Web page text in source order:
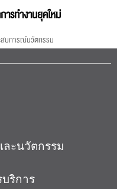
รทำงานยุคใหม่
สบการณ์นวัตกรรม
ะนวัตกรรม
ริการ